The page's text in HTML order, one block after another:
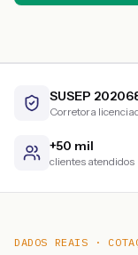
SUSEP
Corretora
+50 mil
clientes atendidos
DADOS REAIS ·